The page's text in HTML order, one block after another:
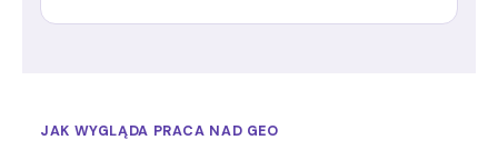
JAK WYGLĄDA PRACA NAD GEO